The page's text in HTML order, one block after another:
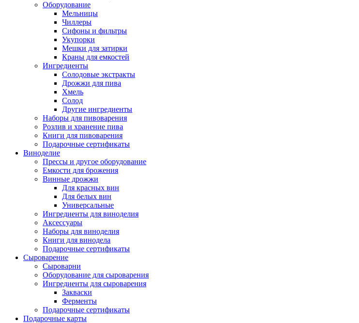
Оборудование
Мельницы
Чиллеры
Сифоны и фильтры
Укупорки
Мешки для затирки
Краны для емкостей
Ингредиенты
Солодовые экстракты
Дрожжи для пива
Хмель
Солод
Другие ингредиенты
Наборы для пивоварения
Розлив и хранение пива
Книги для пивоварения
Подарочные сертификаты
Виноделие
Прессы и другое оборудование
Емкости для брожения
Винные дрожжи
Для красных вин
Для белых вин
Универсальные
Ингредиенты для виноделия
Аксессуары
Наборы для виноделия
Книги для винодела
Подарочные сертификаты
Сыроварение
Сыроварни
Оборудование для сыроварения
Ингредиенты для сыроварения
Закваски
Ферменты
Подарочные сертификаты
Подарочные карты